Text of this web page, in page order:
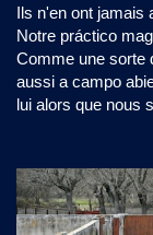
Ils n'en ont jamais
Notre práctico
Comme une sorte
aussi a campo
lui alors que nous